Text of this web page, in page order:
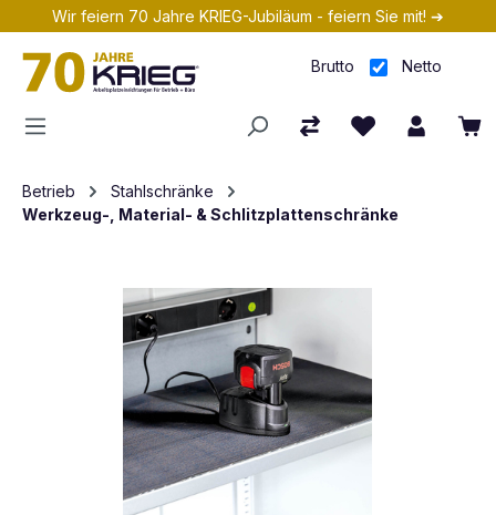
Zum Hauptinhalt springen
Wir feiern 70 Jahre KRIEG-Jubiläum - feiern Sie mit! ➔
Brutto Netto
Betrieb
Stahlschränke
Werkzeug-, Material- & Schlitzplattenschränke